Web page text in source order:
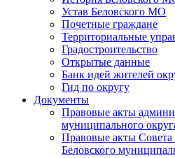
Устав Беловского МО
Почетные граждане
Территориальные
Градостроительство
Открытые данные
Банк идей жителей
Гид по округу
Документы
Правовые акты
муниципального
Правовые акты Совета
Беловского